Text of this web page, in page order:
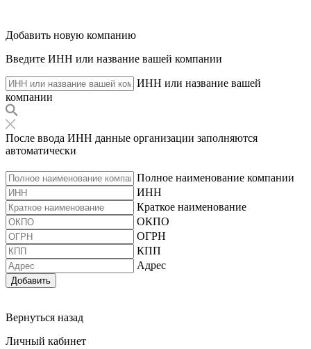
Добавить новую компанию
Введите ИНН или название вашей компании
ИНН или название вашей
компании
После ввода ИНН данные организации заполняются
автоматически
Полное наименование компании
ИНН
Краткое наименование
ОКПО
ОГРН
КПП
Адрес
Добавить
Вернуться назад
Личный кабинет